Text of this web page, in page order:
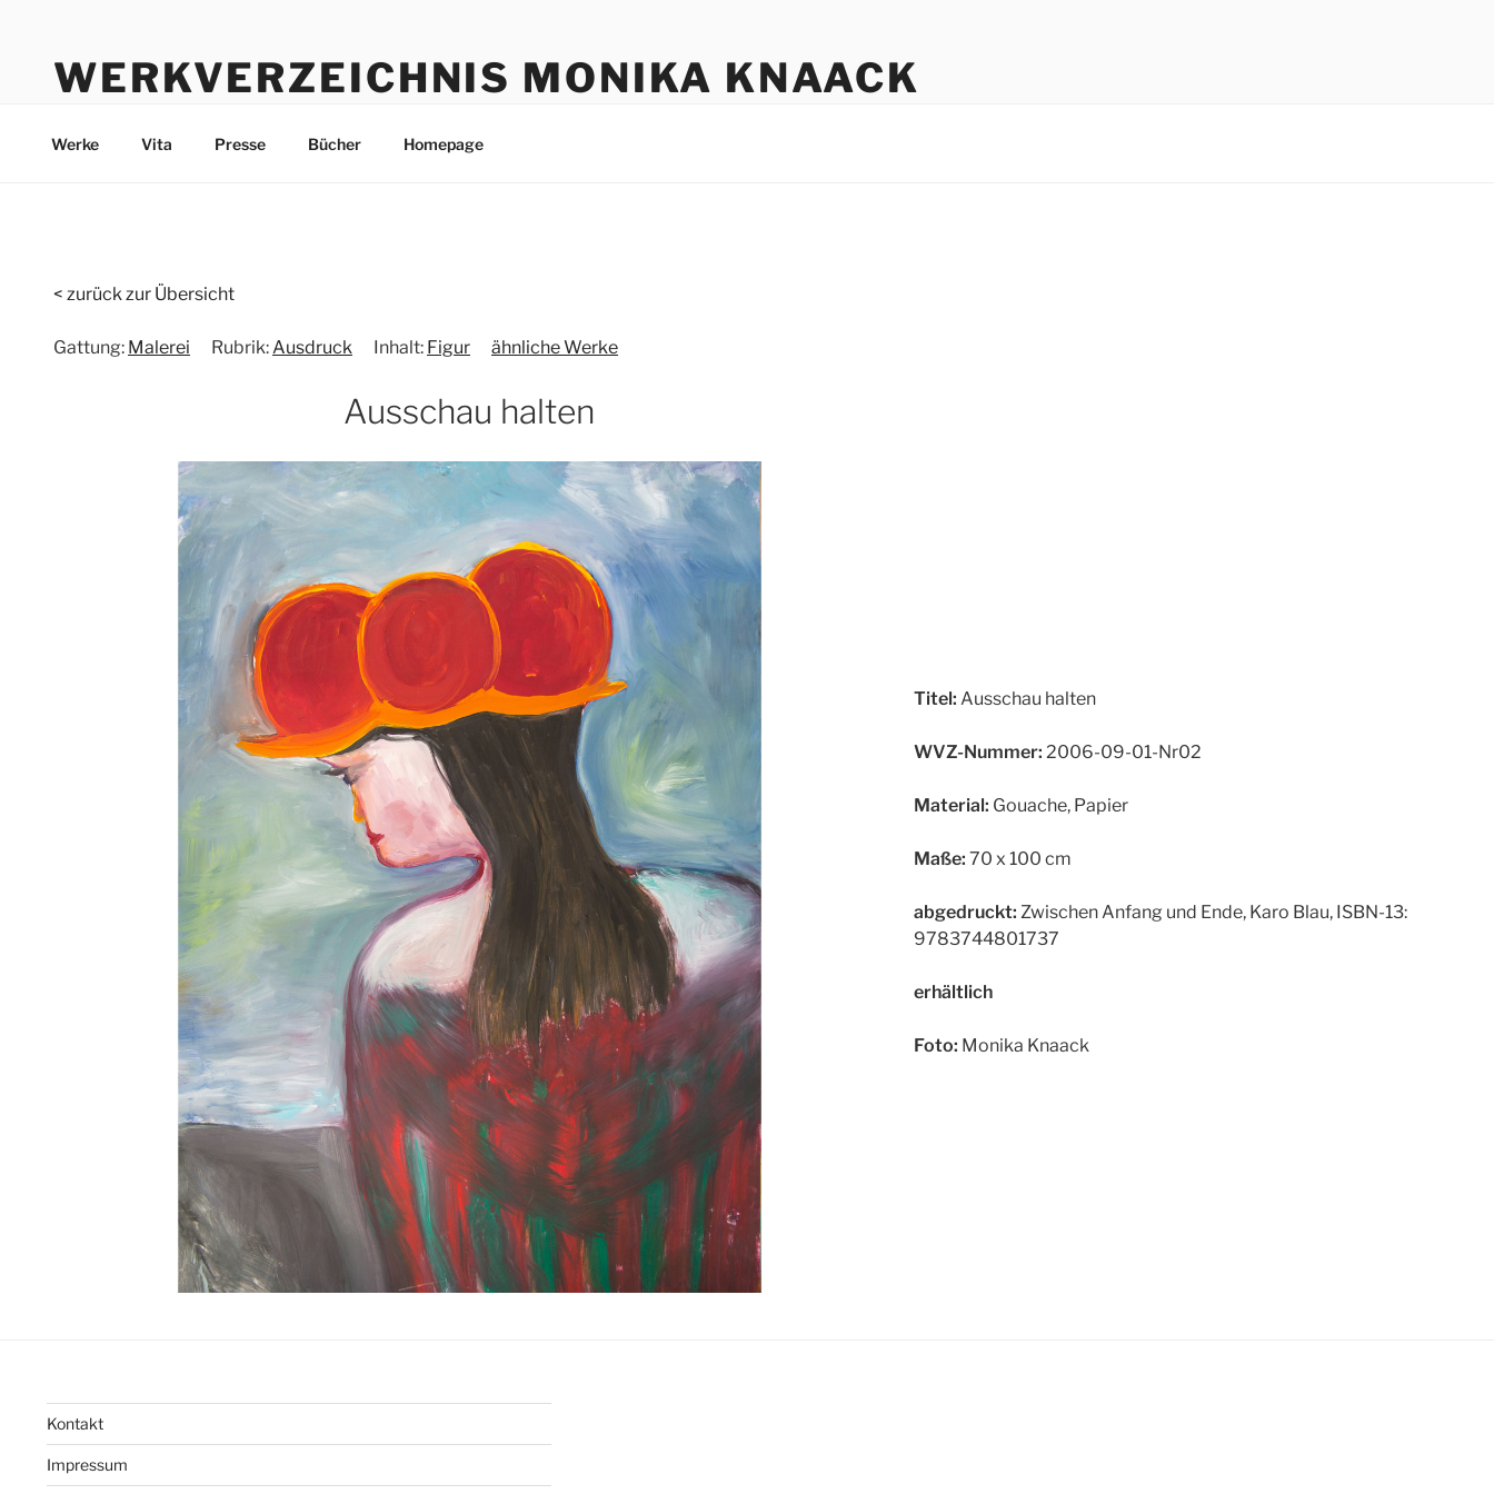
springenWERKVERZEICHNIS MONIKA KNAACK
Werke Vita Presse Bücher Homepage
< zurück zur Übersicht
Gattung: Malerei Rubrik:Ausdruck Inhalt: Figur ähnliche Werke
Ausschau halten
Titel: Ausschau halten
WVZ-Nummer: 2006-09-01-Nr02
Material: Gouache, Papier
Maße: 70 x 100 cm
abgedruckt: Zwischen Anfang und Ende, Karo Blau, ISBN-13:
9783744801737
erhältlich
Foto: Monika Knaack
Kontakt
Impressum